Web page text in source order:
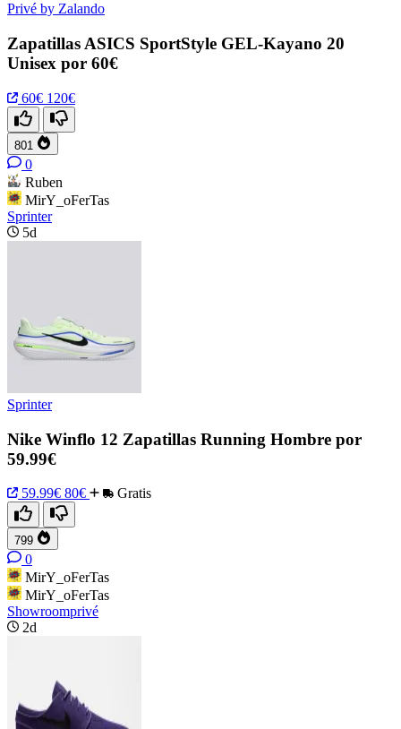
Privé by Zalando
Zapatillas ASICS SportStyle GEL-Kayano 20
Unisex por 60€
60€ 120€
801
0
Ruben
MirY_oFerTas
Sprinter
5d
Sprinter
Nike Winflo 12 Zapatillas Running Hombre por
59.99€
59.99€ 80€ Gratis
799
0
MirY_oFerTas
MirY_oFerTas
Showroomprivé
2d